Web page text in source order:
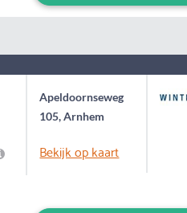
Apeldoornseweg
105, Arnhem
Bekijk op kaart